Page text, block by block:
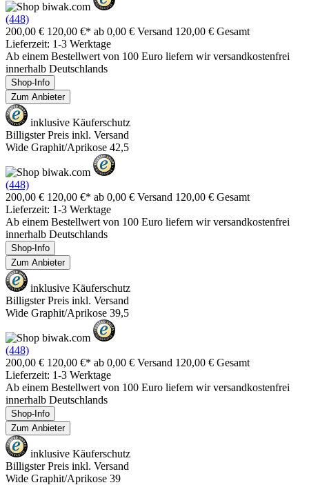
(448)
200,00 € 120,00 €* ab 0,00 € Versand 120,00 € Gesamt
Lieferzeit: 1-3 Werktage
Ab einem Bestellwert von 100 Euro liefern wir versandkostenfrei
innerhalb Deutschlands
Shop-Info
Zum Anbieter
inklusive Käuferschutz
Billigster Preis inkl. Versand
Wide Graphit/Aprikose 42,5
(448)
200,00 € 120,00 €* ab 0,00 € Versand 120,00 € Gesamt
Lieferzeit: 1-3 Werktage
Ab einem Bestellwert von 100 Euro liefern wir versandkostenfrei
innerhalb Deutschlands
Shop-Info
Zum Anbieter
inklusive Käuferschutz
Billigster Preis inkl. Versand
Wide Graphit/Aprikose 39,5
(448)
200,00 € 120,00 €* ab 0,00 € Versand 120,00 € Gesamt
Lieferzeit: 1-3 Werktage
Ab einem Bestellwert von 100 Euro liefern wir versandkostenfrei
innerhalb Deutschlands
Shop-Info
Zum Anbieter
inklusive Käuferschutz
Billigster Preis inkl. Versand
Wide Graphit/Aprikose 39